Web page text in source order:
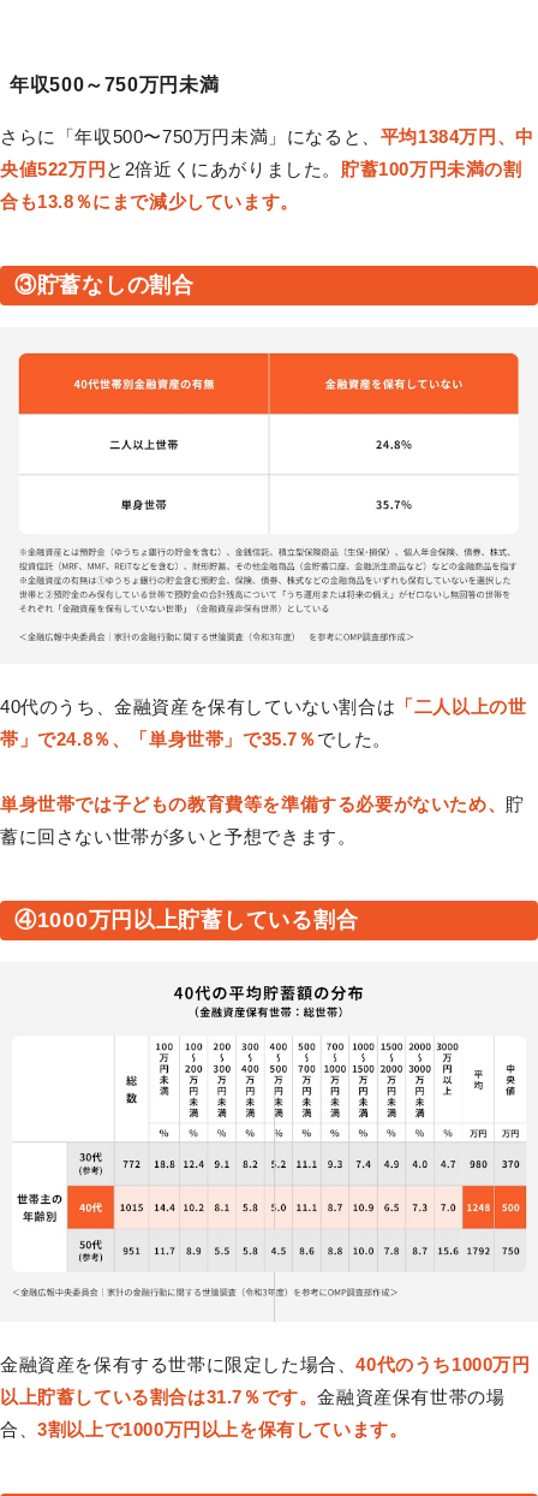
年収500～750万円未満
さらに「年収500〜750万円未満」になると、 平均1384万円、中
央値522万円 と2倍近くにあがりました。 貯蓄100万円未満の割
合も13.8％にまで減少しています。
③貯蓄なしの割合
40代のうち、金融資産を保有していない割合は 「二人以上の世
帯」で24.8％、「単身世帯」で35.7％でした。
単身世帯では子どもの教育費等を準備する必要がないため、 貯
蓄に回さない世帯が多いと予想できます。
④1000万円以上貯蓄している割合
金融資産を保有する世帯に限定した場合、40代のうち1000万円
以上貯蓄している割合は31.7％です。金融資産保有世帯の場
合、3割以上で1000万円以上を保有しています。